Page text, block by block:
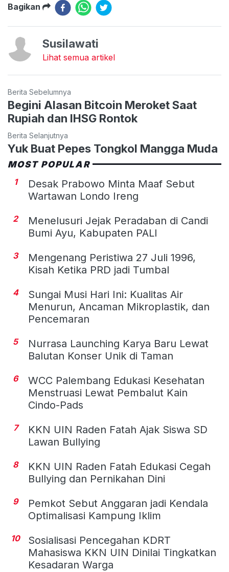
Bagikan
Susilawati
Lihat semua artikel
Berita Sebelumnya
Begini Alasan Bitcoin Meroket Saat
Rupiah dan IHSG Rontok
Berita Selanjutnya
Yuk Buat Pepes Tongkol Mangga Muda
MOST POPULAR
1
Desak Prabowo Minta Maaf Sebut
Wartawan Londo Ireng
2
Menelusuri Jejak Peradaban di Candi
Bumi Ayu, Kabupaten PALI
3
Mengenang Peristiwa 27 Juli 1996,
Kisah Ketika PRD jadi Tumbal
4
Sungai Musi Hari Ini: Kualitas Air
Menurun, Ancaman Mikroplastik, dan
Pencemaran
5
Nurrasa Launching Karya Baru Lewat
Balutan Konser Unik di Taman
6
WCC Palembang Edukasi Kesehatan
Menstruasi Lewat Pembalut Kain
Cindo-Pads
7
KKN UIN Raden Fatah Ajak Siswa SD
Lawan Bullying
8
KKN UIN Raden Fatah Edukasi Cegah
Bullying dan Pernikahan Dini
9
Pemkot Sebut Anggaran jadi Kendala
Optimalisasi Kampung Iklim
10
Sosialisasi Pencegahan KDRT
Mahasiswa KKN UIN Dinilai Tingkatkan
Kesadaran Warga